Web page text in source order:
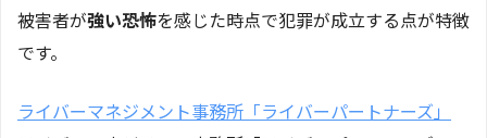
被害者が強い恐怖を感じた時点で犯罪が成立する点が特徴
です。
ライバーマネジメント事務所「ライバーパートナーズ」